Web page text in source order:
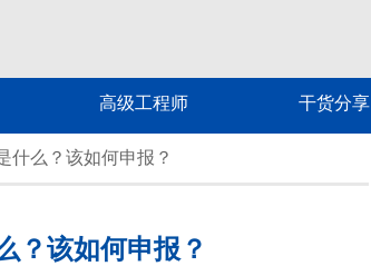
高级工程师 干货分享
什么？该如何申报？
？该如何申报？